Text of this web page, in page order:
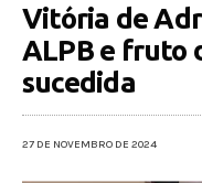
Vitória de
ALPB e fruto
sucedida
27 DE NOVEMBRO DE 2024